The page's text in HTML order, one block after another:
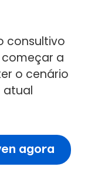
consultivo
a
o cenário
atual
agora